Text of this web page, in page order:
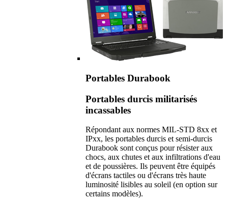
Portables Durabook
Portables durcis militarisés
incassables
Répondant aux normes MIL-STD 8xx et
IPxx, les portables durcis et semi-durcis
Durabook sont conçus pour résister aux
chocs, aux chutes et aux infiltrations d'eau
et de poussières. Ils peuvent être équipés
d'écrans tactiles ou d'écrans très haute
luminosité lisibles au soleil (en option sur
certains modèles).